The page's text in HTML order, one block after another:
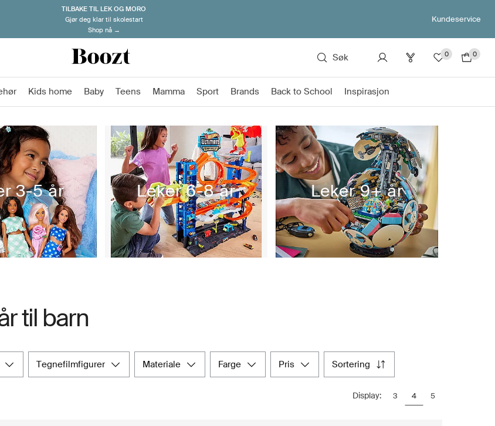
TILBAKE TIL LEK OG MORO
Gjør deg klar til skolestart
Shop nå →
Kundeservice
Søk 0 0
Kids home Baby Teens Mamma Sport Brands Back to School Inspirasjon
3-5 år Leker 6-8 år Leker 9+ år
til barn
tegnefilmfigurer materiale farge pris sortering
Display: 3 4 5